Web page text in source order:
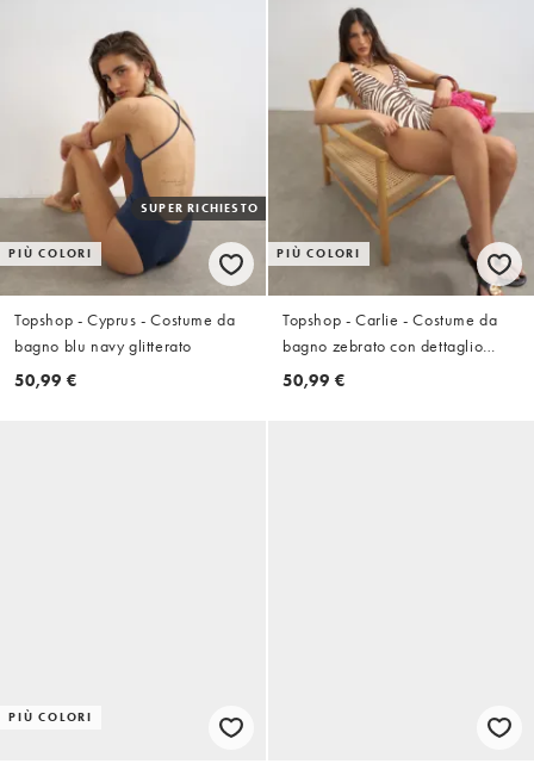
PIÙ COLORI
SUPER RICHIESTO
Topshop - Cyprus - Costume da
bagno blu navy glitterato
50,99 €
PIÙ COLORI
Topshop - Carlie - Costume da
bagno zebrato con dettaglio
attorcigliato sul retro
50,99 €
PIÙ COLORI